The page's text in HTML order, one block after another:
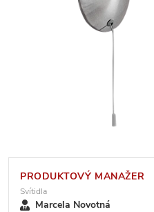
PRODUKTOVÝ MANAŽER
Svítidla
Marcela Novotná